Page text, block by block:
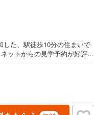
た、駅徒歩10分の住まいで
ットからの見学予約が好評で
は13.80帖、家具配置がし
っきり保てます。・TVモニ
ター付きで日々の移動も快
た立地。【リノベーション
レ、洗面所交換全室クロス張
川町
川島町(0)
美里町(0)